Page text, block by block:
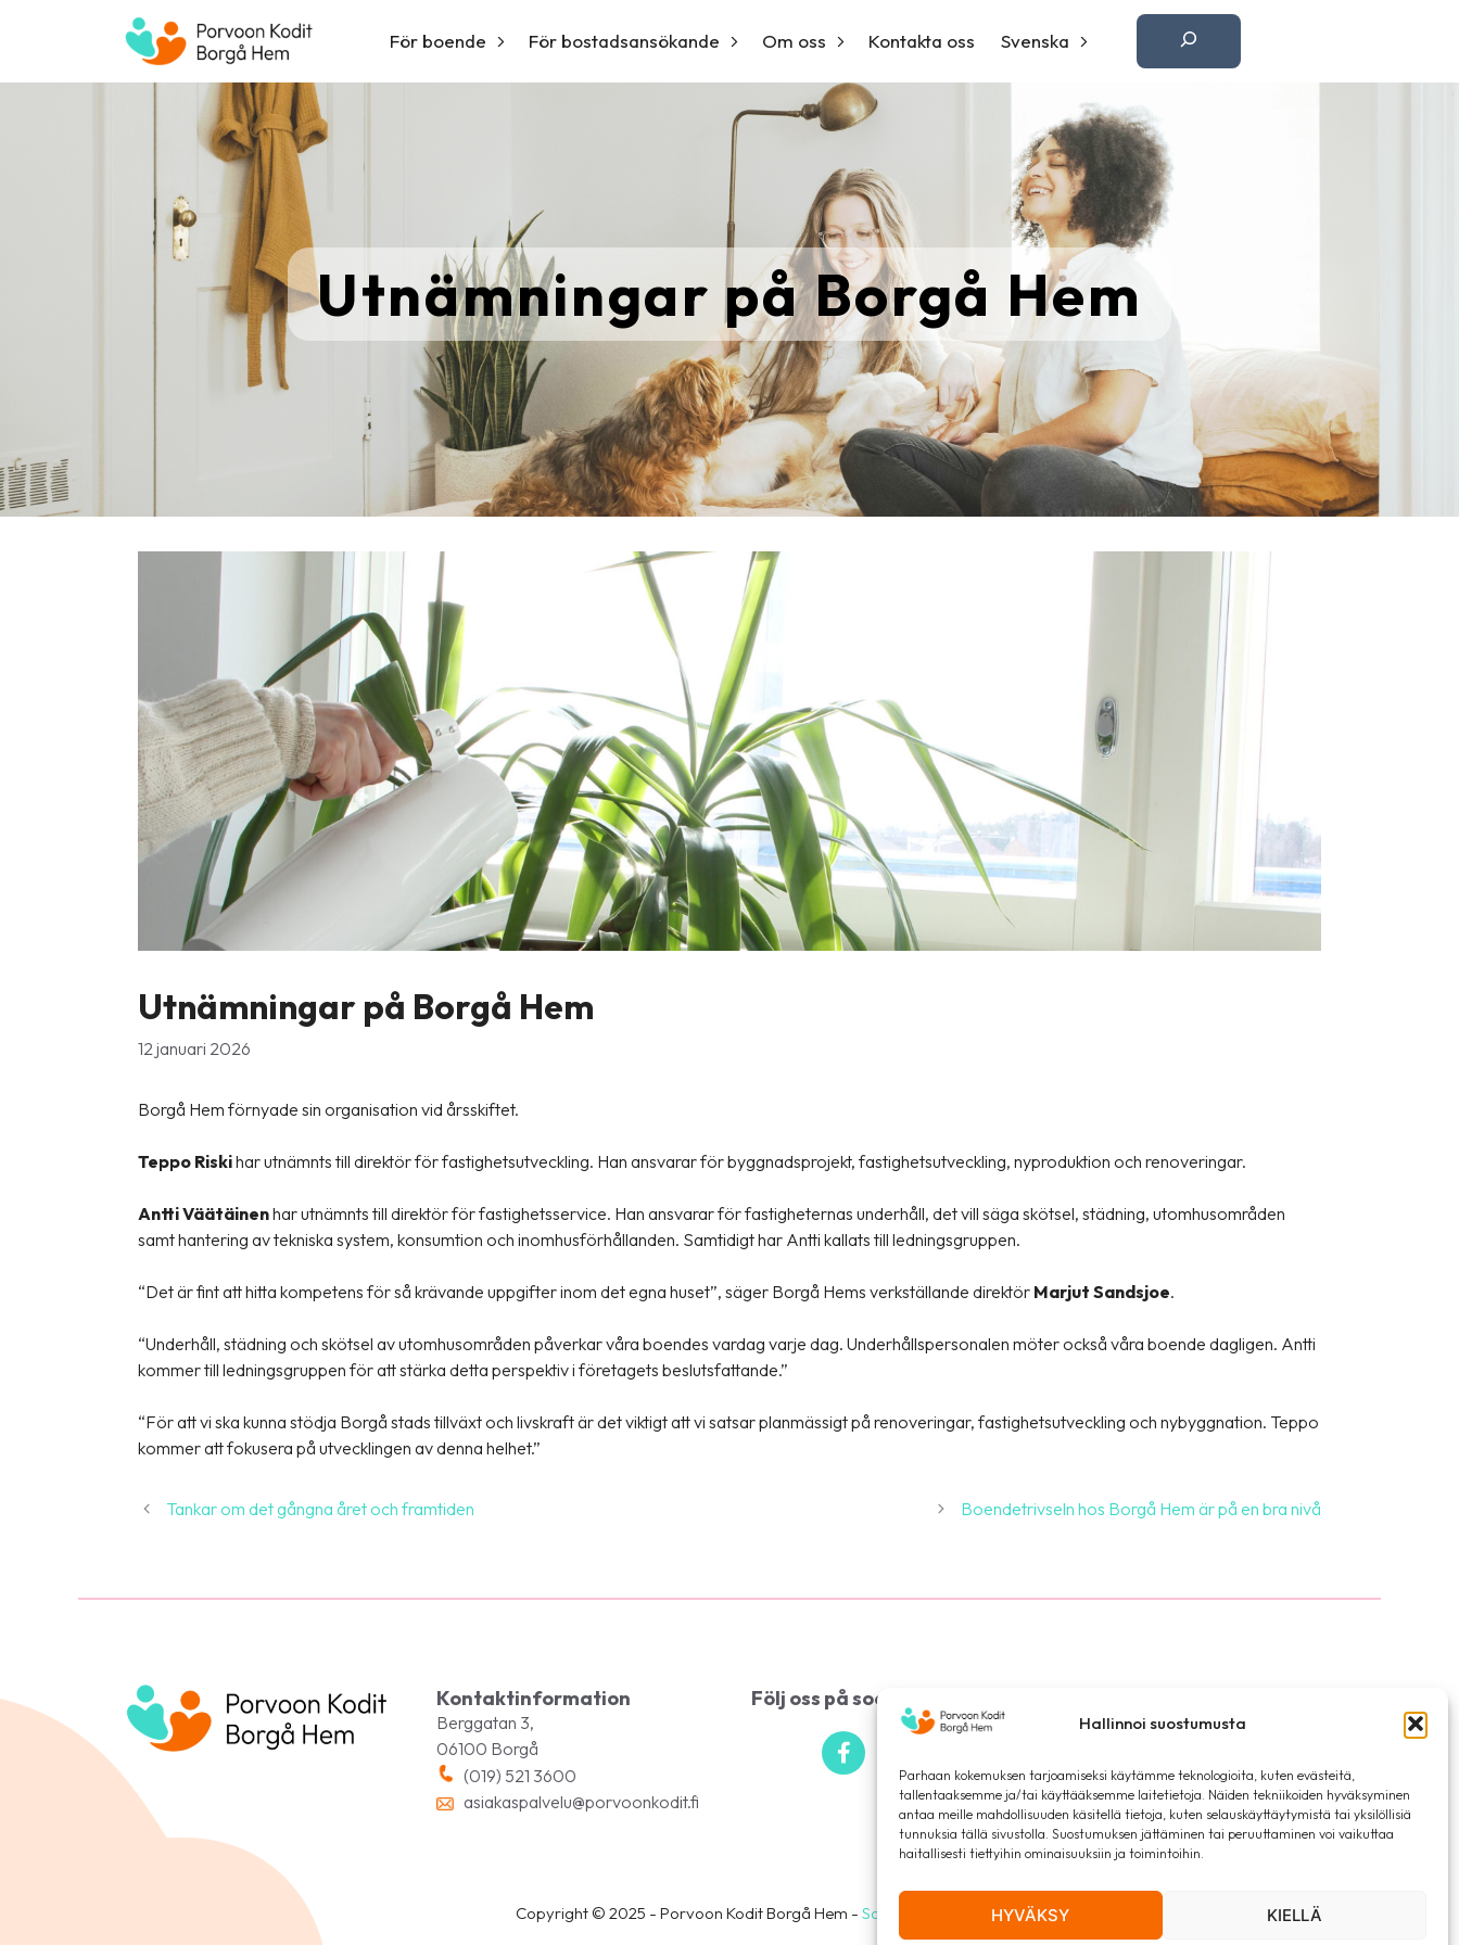
Hallinnoi suostumusta
Parhaan kokemuksen tarjoamiseksi käytämme teknologioita, kuten evästeitä,
tallentaaksemme ja/tai käyttääksemme laitetietoja. Näiden tekniikoiden hyväksyminen
antaa meille mahdollisuuden käsitellä tietoja, kuten selauskäyttäytymistä tai yksilöllisiä
tunnuksia tällä sivustolla. Suostumuksen jättäminen tai peruuttaminen voi vaikuttaa
haitallisesti tiettyihin ominaisuuksiin ja toimintoihin.
HYVÄKSY KIELLÄ
För boende För bostadsansökande Om oss Kontakta oss Svenska
Etsi
Utnämningar på Borgå Hem
Utnämningar på Borgå Hem
12 januari 2026
Borgå Hem förnyade sin organisation vid årsskiftet.
Teppo Riskihar utnämnts till direktör för fastighetsutveckling. Han ansvarar för byggnadsprojekt, fastighetsutveckling, nyproduktion och renoveringar.
Antti Väätäinenhar utnämnts till direktör för fastighetsservice. Han ansvarar för fastigheternas underhåll, det vill säga skötsel, städning, utomhusområden
samt hantering av tekniska system, konsumtion och inomhusförhållanden. Samtidigt har Antti kallats till ledningsgruppen.
“Det är fint att hitta kompetens för så krävande uppgifter inom det egna huset”, säger Borgå Hems verkställande direktör Marjut Sandsjoe.
“Underhåll, städning och skötsel av utomhusområden påverkar våra boendes vardag varje dag. Underhållspersonalen möter också våra boende dagligen. Antti
kommer till ledningsgruppen för att stärka detta perspektiv i företagets beslutsfattande.”
“För att vi ska kunna stödja Borgå stads tillväxt och livskraft är det viktigt att vi satsar planmässigt på renoveringar, fastighetsutveckling och nybyggnation. Teppo
kommer att fokusera på utvecklingen av denna helhet.”
Tankar om det gångna året och framtiden Boendetrivseln hos Borgå Hem är på en bra nivå
Kontaktinformation
Berggatan 3,
06100 Borgå
(019) 521 3600
asiakaspalvelu@porvoonkodit.fi
Följ oss på sociala medier
Copyright © 2025 - Porvoon Kodit Borgå Hem - Sollertis Oy